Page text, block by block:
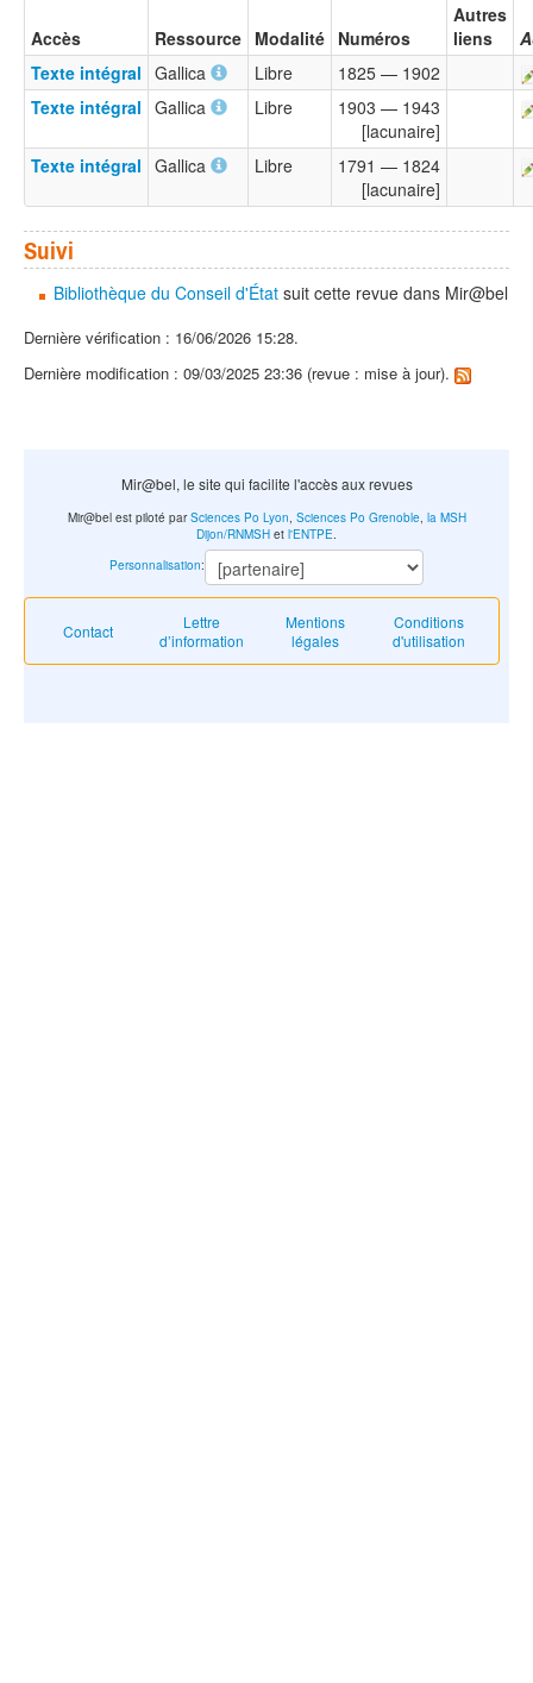
Accès Ressource Modalité Numéros
Autres
liens
Texte intégral Gallica Libre
1825 — 1902
Texte intégral Gallica Libre
1903 — 1943
[lacunaire]
Texte intégral Gallica Libre
1791 — 1824
[lacunaire]
Suivi
Bibliothèque du Conseil d'État suit cette revue dans Mir@bel
Dernière vérification : 16/06/2026 15:28.
Dernière modification : 09/03/2025 23:36 (revue : mise à jour).
Mir@bel, le site qui facilite l'accès aux revues
Contact
Lettre
d’information
Mentions
légales
Conditions
d'utilisation
Mir@bel est piloté parSciences Po Lyon Sciences Po Grenoble, la MSH
Dijon/RNMSH et l'ENTPE
Personnalisation: